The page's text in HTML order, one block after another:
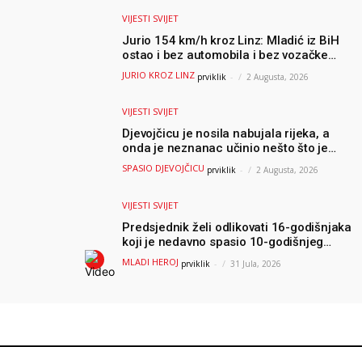
VIJESTI SVIJET
Jurio 154 km/h kroz Linz: Mladić iz BiH
ostao i bez automobila i bez vozačke
dozvole
JURIO KROZ LINZ prviklik - 2 Augusta, 2026
VIJESTI SVIJET
Djevojčicu je nosila nabujala rijeka, a
onda je neznanac učinio nešto što je
mnoge ostavilo bez riječi
SPASIO DJEVOJČICU prviklik - 2 Augusta, 2026
VIJESTI SVIJET
Predsjednik želi odlikovati 16-godišnjaka
koji je nedavno spasio 10-godišnjeg
dječaka iz smrtonosnih valova
MLADI HEROJ prviklik - 31 Jula, 2026